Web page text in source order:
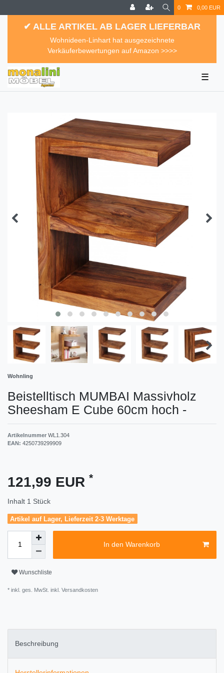
0 0,00 EUR
✔ ALLE ARTIKEL AB LAGER LIEFERBAR
Wohnideen-Linhart hat ausgezeichnete
Verkäuferbewertungen auf Amazon >>>>
☰
Wohnling
Beistelltisch MUMBAI Massivholz
Sheesham E Cube 60cm hoch -
Artikelnummer WL1.304
EAN: 4250739299909
121,99 EUR *
Inhalt 1 Stück
Artikel auf Lager, Lieferzeit 2-3 Werktage
In den Warenkorb
Wunschliste
* inkl. ges. MwSt. inkl. Versandkosten
Beschreibung